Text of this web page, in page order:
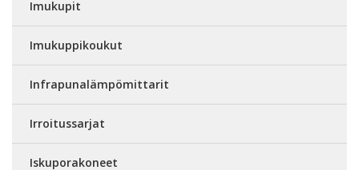
Imukupit
Imukuppikoukut
Infrapunalämpömittarit
Irroitussarjat
Iskuporakoneet